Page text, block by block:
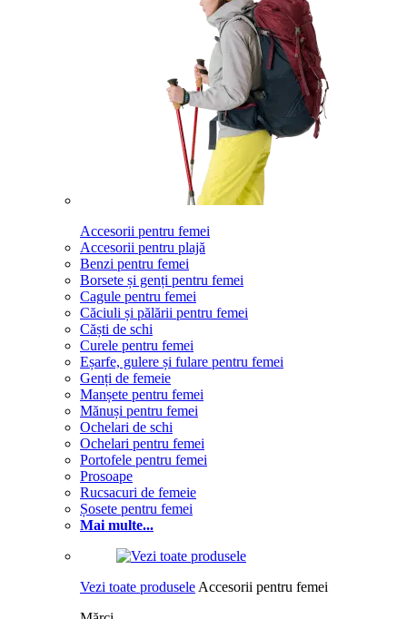
Accesorii pentru femei
Accesorii pentru plajă
Benzi pentru femei
Borsete și genți pentru femei
Cagule pentru femei
Căciuli și pălării pentru femei
Căști de schi
Curele pentru femei
Eșarfe, gulere și fulare pentru femei
Genți de femeie
Manșete pentru femei
Mănuși pentru femei
Ochelari de schi
Ochelari pentru femei
Portofele pentru femei
Prosoape
Rucsacuri de femeie
Șosete pentru femei
Mai multe...
Vezi toate produsele Accesorii pentru femei